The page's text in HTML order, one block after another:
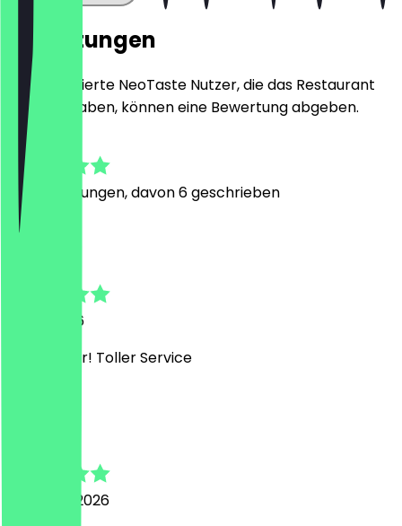
Bewertungen
Nur registrierte NeoTaste Nutzer, die das Restaurant
besucht haben, können eine Bewertung abgeben.
4.9
40
Bewertungen, davon 6 geschrieben
11. Mai 2026
Sehr lecker! Toller Service
7. Januar 2026